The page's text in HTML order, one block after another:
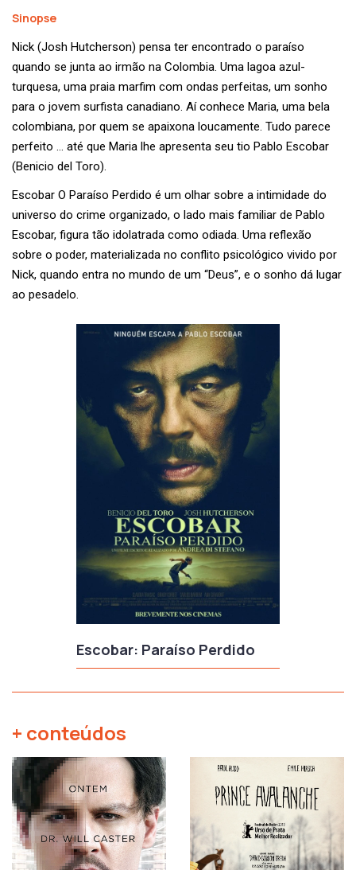
Escobar: Paraíso Perdido
Sinopse
Nick (Josh Hutcherson) pensa ter encontrado o paraíso
quando se junta ao irmão na Colombia. Uma lagoa azul-
turquesa, uma praia marfim com ondas perfeitas, um sonho
para o jovem surfista canadiano. Aí conhece Maria, uma bela
colombiana, por quem se apaixona loucamente. Tudo parece
perfeito … até que Maria lhe apresenta seu tio Pablo Escobar
(Benicio del Toro).
Escobar O Paraíso Perdido é um olhar sobre a intimidade do
universo do crime organizado, o lado mais familiar de Pablo
Escobar, figura tão idolatrada como odiada. Uma reflexão
sobre o poder, materializada no conflito psicológico vivido por
Nick, quando entra no mundo de um “Deus”, e o sonho dá lugar
ao pesadelo.
+ conteúdos